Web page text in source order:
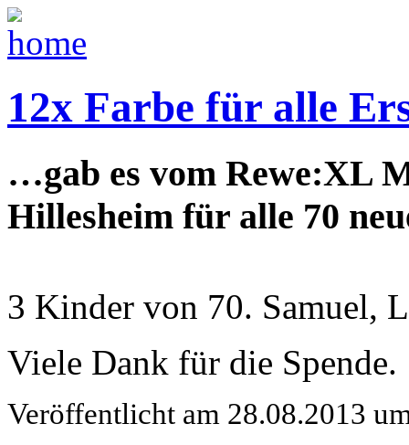
12x Farbe für alle
…gab es vom Rewe:XL
Hillesheim für alle 70
3 Kinder von 70. Samuel,
Viele Dank für die Spende.
Veröffentlicht am 28.08.2013